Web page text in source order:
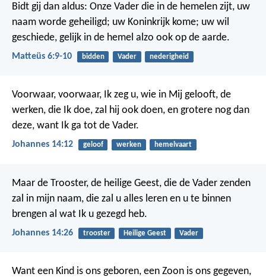
Bidt gij dan aldus: Onze Vader die in de hemelen zijt, uw
naam worde geheiligd; uw Koninkrijk kome; uw wil
geschiede, gelijk in de hemel alzo ook op de aarde.
Matteüs 6:9-10 bidden Vader nederigheid
Voorwaar, voorwaar, Ik zeg u, wie in Mij gelooft, de
werken, die Ik doe, zal hij ook doen, en grotere nog dan
deze, want Ik ga tot de Vader.
Johannes 14:12 geloof werken hemelvaart
Maar de Trooster, de heilige Geest, die de Vader zenden
zal in mijn naam, die zal u alles leren en u te binnen
brengen al wat Ik u gezegd heb.
Johannes 14:26 trooster Heilige Geest Vader
Want een Kind is ons geboren, een Zoon is ons gegeven,